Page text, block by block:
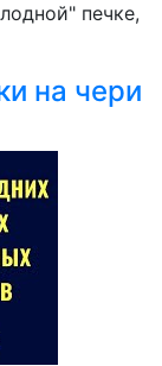
печке,
на чери